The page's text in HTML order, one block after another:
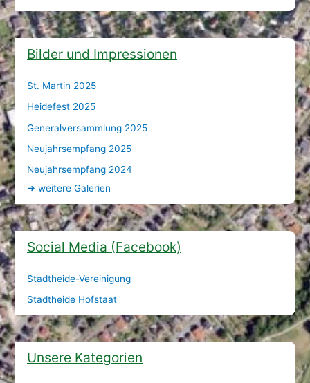
Bilder und Impressionen
St. Martin 2025
Heidefest 2025
Generalversammlung 2025
Neujahrsempfang 2025
Neujahrsempfang 2024
➜ weitere Galerien
Social Media (Facebook)
Stadtheide-Vereinigung
Stadtheide Hofstaat
Unsere Kategorien